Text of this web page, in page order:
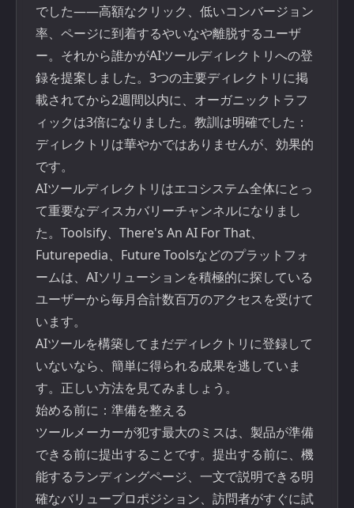
でした——高額なクリック、低いコンバージョン
率、ページに到着するやいなや離脱するユーザ
ー。それから誰かがAIツールディレクトリへの登
録を提案しました。3つの主要ディレクトリに掲
載されてから2週間以内に、オーガニックトラフ
ィックは3倍になりました。教訓は明確でした：
ディレクトリは華やかではありませんが、効果的
です。
AIツールディレクトリはエコシステム全体にとっ
て重要なディスカバリーチャンネルになりまし
た。Toolsify、There's An AI For That、
Futurepedia、Future Toolsなどのプラットフォ
ームは、AIソリューションを積極的に探している
ユーザーから毎月合計数百万のアクセスを受けて
います。
AIツールを構築してまだディレクトリに登録して
いないなら、簡単に得られる成果を逃していま
す。正しい方法を見てみましょう。
始める前に：準備を整える
ツールメーカーが犯す最大のミスは、製品が準備
できる前に提出することです。提出する前に、機
能するランディングページ、一文で説明できる明
確なバリュープロポジション、訪問者がすぐに試